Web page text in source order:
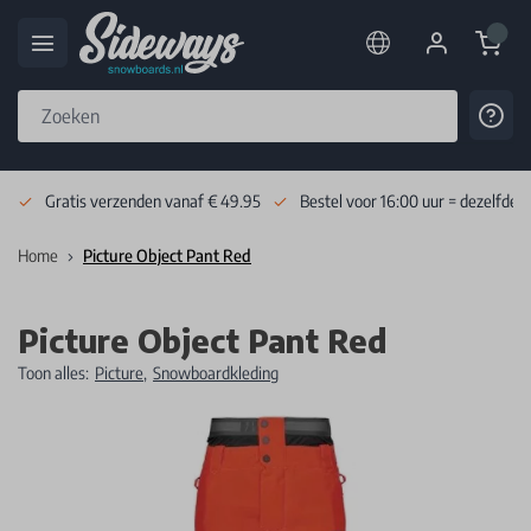
Cart
Gratis verzenden vanaf € 49.95 Bestel voor 16:00 uur = dezelfde
Home Picture Object Pant Red
Picture Object Pant Red
Toon alles: Picture, Snowboardkleding